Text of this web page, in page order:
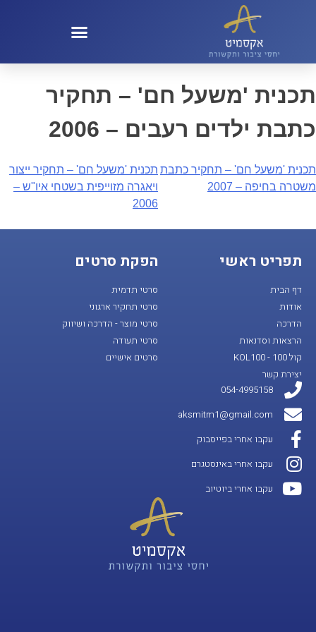
תכנית 'משעל חם' – תחקיר
כתבת ילדים רעבים – 2006
תכנית 'משעל חם' – תחקיר ייצור
ויאגרה מזוייפית בשטחי איו"ש –
2006
תכנית 'משעל חם' – תחקיר כתבת
משטרה בחיפה – 2007
תפריט ראשי
דף הבית
אודות
הדרכה
הרצאות וסדנאות
קול 100 - KOL100
יצירת קשר
הפקת סרטים
סרטי תדמית
סרטי תחקיר ארגוני
סרטי מוצר - הדרכה ושיווק
סרטי תעודה
סרטים אישיים
054-4995158
aksmitm1@gmail.com
עקבו אחרי בפייסבוק
עקבו אחרי באינסטגרם
עקבו אחרי ביוטיוב